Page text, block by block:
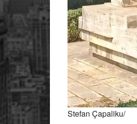
Stefan Çapaliku/